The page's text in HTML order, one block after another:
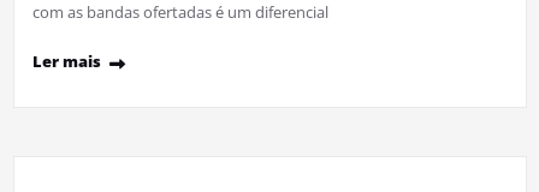
com as bandas ofertadas é um diferencial
Ler mais